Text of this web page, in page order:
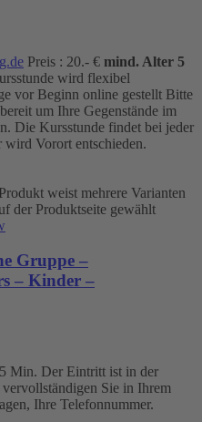
Preis : 20.- € mind. Alter 5
wird flexibel
vor Beginn online gestellt Bitte
um Ihre Gegenstände im
Die Kursstunde findet bei jeder
wird Vorort entschieden.
weist mehrere Varianten
der Produktseite gewählt
Gruppe –
– Kinder –
Min. Der Eintritt ist in der
Sie in Ihrem
Ihre Telefonnummer.